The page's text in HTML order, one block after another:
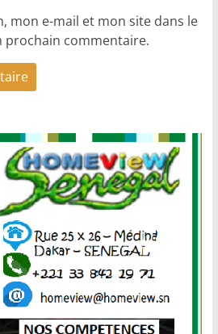
mon e-mail et mon site dans le
commentaire.